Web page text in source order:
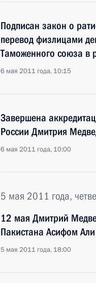
Подписан закон о
перевод физлицами
Таможенного союза в
6 мая 2011 года, 10:15
Завершена
России Дмитрия
6 мая 2011 года, 10:00
5 мая 2011 года,
12 мая Дмитрий
Пакистана Асифом
5 мая 2011 года, 18:00